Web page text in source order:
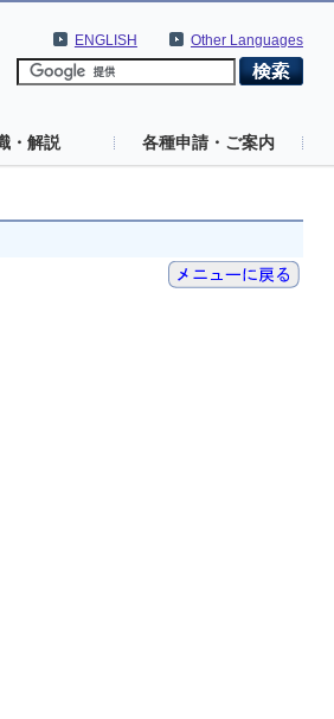
Other Languages
ENGLISH
・解説 各種申請・ご案内